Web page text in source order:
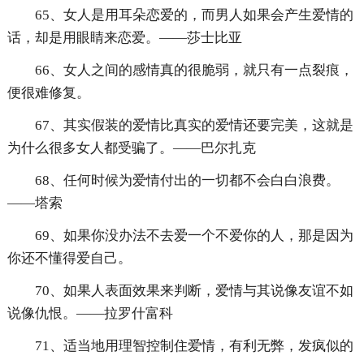
65、女人是用耳朵恋爱的，而男人如果会产生爱情的
话，却是用眼睛来恋爱。——莎士比亚
66、女人之间的感情真的很脆弱，就只有一点裂痕，
便很难修复。
67、其实假装的爱情比真实的爱情还要完美，这就是
为什么很多女人都受骗了。——巴尔扎克
68、任何时候为爱情付出的一切都不会白白浪费。
——塔索
69、如果你没办法不去爱一个不爱你的人，那是因为
你还不懂得爱自己。
70、如果人表面效果来判断，爱情与其说像友谊不如
说像仇恨。——拉罗什富科
71、适当地用理智控制住爱情，有利无弊，发疯似的